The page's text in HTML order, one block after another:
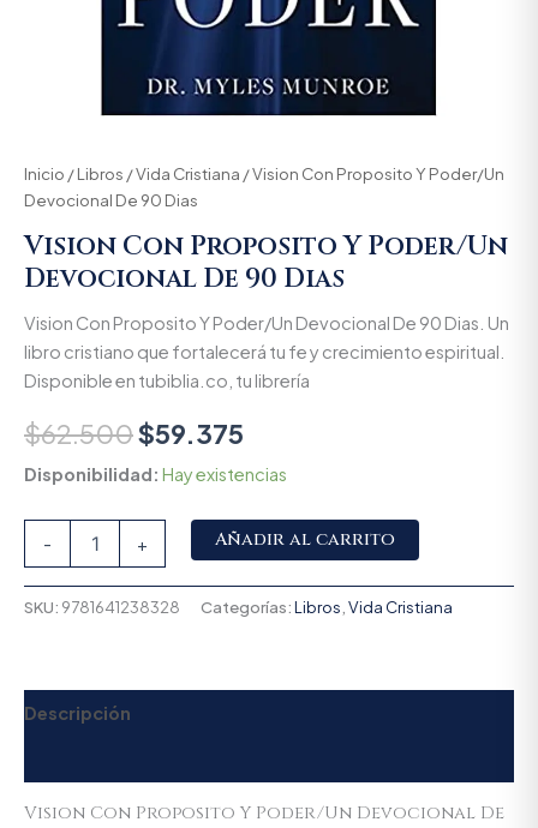
Inicio /Libros /Vida Cristiana / Vision Con Proposito Y Poder/Un
Devocional De 90 Dias
Vision Con Proposito Y Poder/Un
Devocional De 90 Dias
Vision Con Proposito Y Poder/Un Devocional De 90 Dias. Un
libro cristiano que fortalecerá tu fe y crecimiento espiritual.
Disponible en tubiblia.co, tu librería
$62.500$59.375
Disponibilidad: Hay existencias
- + Añadir al carrito
SKU: 9781641238328 Categorías:Libros Vida Cristiana
Descripción
Vision Con Proposito Y Poder/Un Devocional De